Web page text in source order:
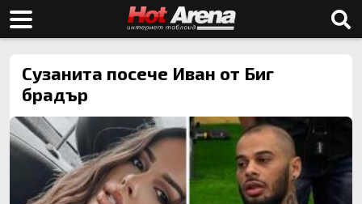
Сузанита посече Иван от Биг
брадър